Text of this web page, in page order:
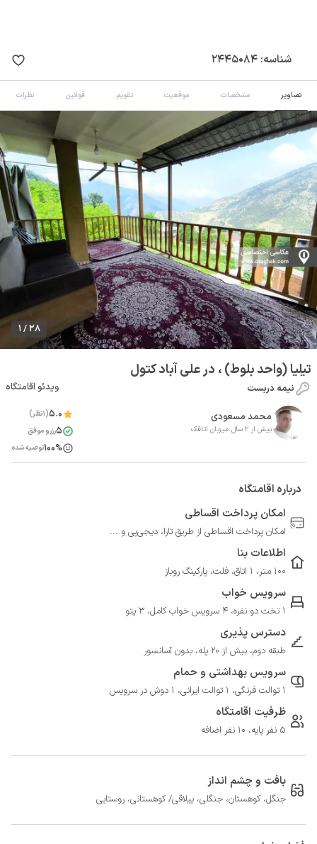
شناسه: 2445084
تصاویر مشخصات موقعیت تقویم قوانین نظرات
1 / 28
تیلیا (واحد بلوط) ، در علی آباد کتول
نیمه دربست ویدئو اقامتگاه
محمد مسعودی
بیش از 2 سال میزبان اتاقک
5.0(1نظر)
5رزرو موفق
100%توصیه شده
درباره اقامتگاه
امکان پرداخت اقساطی
امکان پرداخت اقساطی از طریق تارا، دیجی‌پی و ...
اطلاعات بنا
100 متر، 1 اتاق، فلت، پارکینگ روباز
سرویس خواب
1 تخت دو نفره، 4 سرویس خواب کامل، 3 پتو
دسترس پذیری
طبقه دوم، بیش از 20 پله، بدون آسانسور
سرویس بهداشتی و حمام
1 توالت فرنگی، 1 توالت ایرانی، 1 دوش در سرویس
ظرفیت اقامتگاه
5 نفر پایه، 10 نفر اضافه
بافت و چشم انداز
جنگل، کوهستان، جنگلی، ییلاقی/ کوهستانی، روستایی